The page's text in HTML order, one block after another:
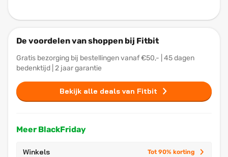
De voordelen van shoppen bij Fitbit
Gratis bezorging bij bestellingen vanaf €50,- | 45 dagen
bedenktijd | 2 jaar garantie
Bekijk alle deals van Fitbit
Meer BlackFriday
Winkels Tot 90% korting